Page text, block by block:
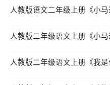
人教版语文二年级上册《小
人教版二年级语文上册《小
人教版二年级语文上册《我